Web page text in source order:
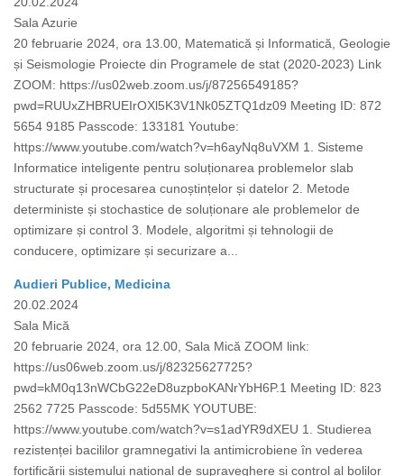
Sala Azurie
20 februarie 2024, ora 13.00, Matematică și Informatică, Geologie
și Seismologie Proiecte din Programele de stat (2020-2023) Link
ZOOM: https://us02web.zoom.us/j/87256549185?
pwd=RUUxZHBRUEIrOXl5K3V1Nk05ZTQ1dz09 Meeting ID: 872
5654 9185 Passcode: 133181 Youtube:
https://www.youtube.com/watch?v=h6ayNq8uVXM 1. Sisteme
Informatice inteligente pentru soluționarea problemelor slab
structurate și procesarea cunoștințelor și datelor 2. Metode
deterministe și stochastice de soluționare ale problemelor de
optimizare și control 3. Modele, algoritmi și tehnologii de
conducere, optimizare și securizare a...
Audieri Publice, Medicina
20.02.2024
Sala Mică
20 februarie 2024, ora 12.00, Sala Mică ZOOM link:
https://us06web.zoom.us/j/82325627725?
pwd=kM0q13nWCbG22eD8uzpboKANrYbH6P.1 Meeting ID: 823
2562 7725 Passcode: 5d55MK YOUTUBE:
https://www.youtube.com/watch?v=s1adYR9dXEU 1. Studierea
rezistenței bacililor gramnegativi la antimicrobiene în vederea
fortificării sistemului național de supraveghere și control al bolilor